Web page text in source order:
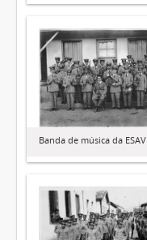
Banda de música da ESAV